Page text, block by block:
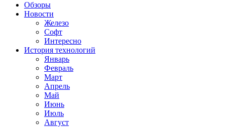
Обзоры
Новости
Железо
Софт
Интересно
История технологий
Январь
Февраль
Март
Апрель
Май
Июнь
Июль
Август